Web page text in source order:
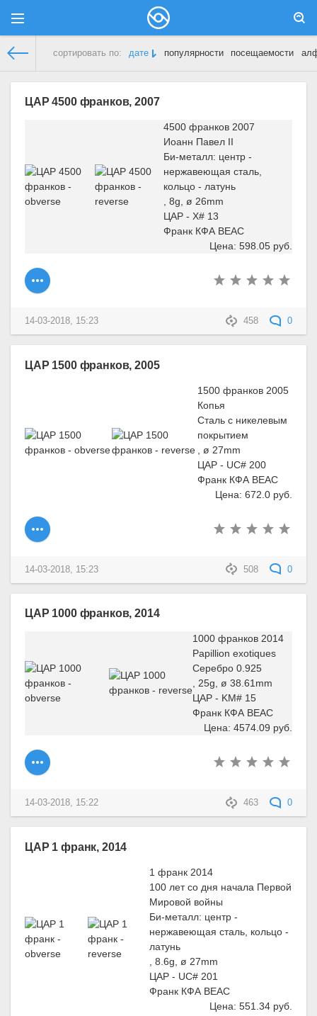
сортировать по: дате популярности посещаемости
ЦАР 4500 франков, 2007
4500 франков 2007
Иоанн Павел II
Би-металл: центр -
нержавеющая сталь,
кольцо - латунь
, 8g, ø 26mm
ЦАР - X# 13
Франк КФА BEAC
Цена: 598.05 руб.
458 0
14-03-2018, 15:23
ЦАР 1500 франков, 2005
1500 франков 2005
Копья
Сталь с никелевым
покрытием
, ø 27mm
ЦАР - UC# 200
Франк КФА BEAC
Цена: 672.0 руб.
508 0
14-03-2018, 15:23
ЦАР 1000 франков, 2014
1000 франков 2014
Papillion exotiques
Серебро 0.925
, 25g, ø 38.61mm
ЦАР - KM# 15
Франк КФА BEAC
Цена: 4574.09 руб.
463 0
14-03-2018, 15:22
ЦАР 1 франк, 2014
1 франк 2014
100 лет со дня начала Первой
Мировой войны
Би-металл: центр -
нержавеющая сталь, кольцо -
латунь
, 8.6g, ø 27mm
ЦАР - UC# 201
Франк КФА BEAC
Цена: 551.34 руб.